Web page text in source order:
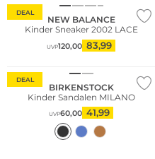
DEAL
NEW BALANCE
Kinder Sneaker 2002 LACE
UVP120,00 83,99
DEAL
BIRKENSTOCK
Kinder Sandalen MILANO
UVP60,00 41,99